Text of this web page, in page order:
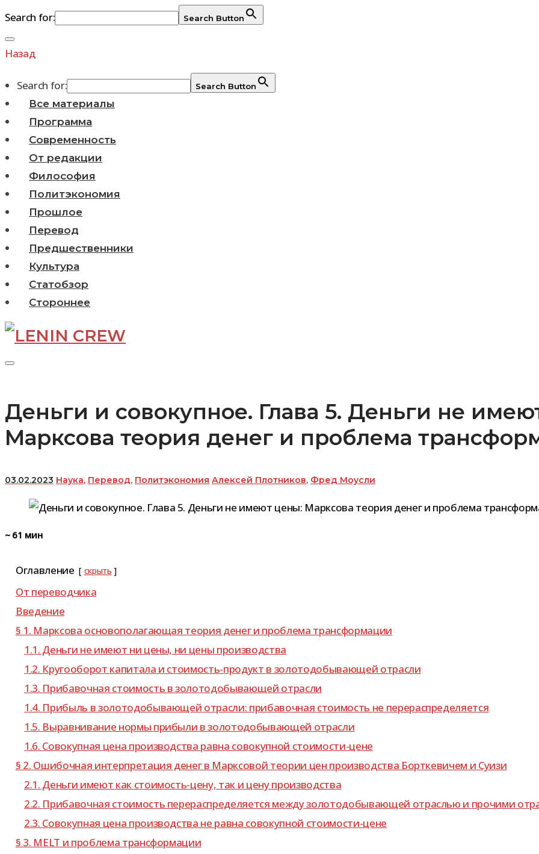
Search for: Search Button
Перейти
к
Назад
Search for: Search Button
Все материалы
Программа
Современность
От редакции
Философия
Политэкономия
Прошлое
Перевод
Предшественники
Культура
Статобзор
Стороннее
Деньги и совокупное. Глава 5. Деньги не
Марксова теория денег и проблема
03.02.2023 Наука, Перевод, Политэкономия Алексей Плотников, Фред Моусли
~ 61 мин
Оглавление скрыть
От пере­вод­чика
Введение
§ 1. Марксова осно­во­по­ла­га­ю­щая тео­рия денег и про­блема трансформации
1.1. Деньги не имеют ни цены, ни цены производства
1.2. Кругооборот капи­тала и стоимость-​продукт в золо­то­до­бы­ва­ю­щей отрасли
1.3. Прибавочная сто­и­мость в золо­то­до­бы­ва­ю­щей отрасли
1.4. Прибыль в золо­то­до­бы­ва­ю­щей отрасли: при­ба­воч­ная сто­и­мость не перераспределяется
1.5. Выравнивание нормы при­были в золо­то­до­бы­ва­ю­щей отрасли
1.6. Совокупная цена про­из­вод­ства равна сово­куп­ной стоимости-цене
§ 2. Ошибочная интер­пре­та­ция денег в Марксовой тео­рии цен про­из­вод­ства Борткевичем и Суизи
2.1. Деньги имеют как стоимость-​цену, так и цену производства
2.2. Прибавочная сто­и­мость пере­рас­пре­де­ля­ется между золо­то­до­бы­ва­ю­щей отрас­лью и про­чими
2.3. Совокупная цена про­из­вод­ства не равна сово­куп­ной стоимости-цене
§ 3. MELT и про­блема трансформации